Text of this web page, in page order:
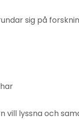
sig på
lyssna och